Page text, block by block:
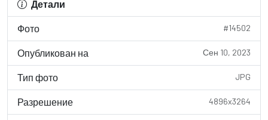
Детали
Фото #14502
Опубликован на Сен 10, 2023
Тип фото JPG
Разрешение 4896x3264